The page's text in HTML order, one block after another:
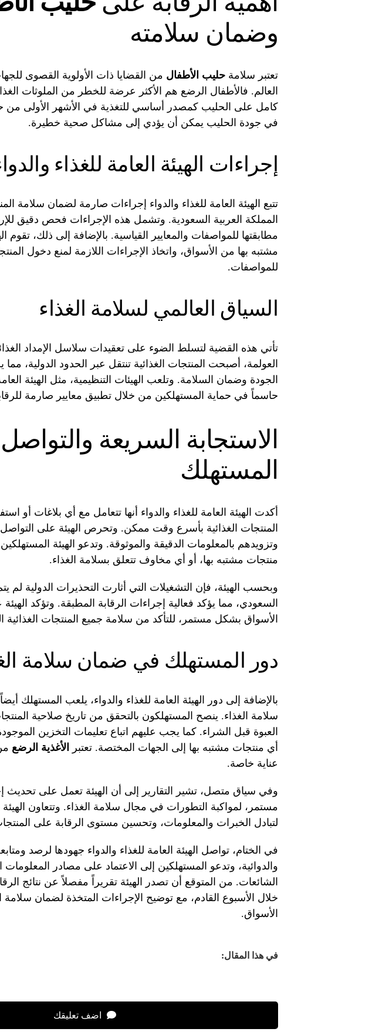
وضمان سلامته
تعتبر سلامة حليب الأطفال من القضايا ذات الأولوية القصوى
العالم. فالأطفال الرضع هم الأكثر عرضة للخطر من الملوثات
كامل على الحليب كمصدر أساسي للتغذية في الأشهر الأولى من
في جودة الحليب يمكن أن يؤدي إلى مشاكل صحية خطيرة.
إجراءات الهيئة العامة للغذاء
تتبع الهيئة العامة للغذاء والدواء إجراءات صارمة لضمان سلامة
المملكة العربية السعودية. وتشمل هذه الإجراءات فحص دقيق
مطابقتها للمواصفات والمعايير القياسية. بالإضافة إلى ذلك،
مشتبه بها من الأسواق، واتخاذ الإجراءات اللازمة لمنع دخول
للمواصفات.
السياق العالمي لسلامة الغذاء
تأتي هذه القضية لتسلط الضوء على تعقيدات سلاسل الإمداد
العولمة، أصبحت المنتجات الغذائية تنتقل عبر الحدود الدولية،
الجودة وضمان السلامة. وتلعب الهيئات التنظيمية، مثل الهيئة العامة
حاسماً في حماية المستهلكين من خلال تطبيق معايير صارمة
الاستجابة السريعة
المستهلك
أكدت الهيئة العامة للغذاء والدواء أنها تتعامل مع أي بلاغات أو
المنتجات الغذائية بأسرع وقت ممكن. وتحرص الهيئة على
وتزويدهم بالمعلومات الدقيقة والموثوقة. وتدعو الهيئة
منتجات مشتبه بها، أو أي مخاوف تتعلق بسلامة الغذاء.
وبحسب الهيئة، فإن التشغيلات التي أثارت التحذيرات الدولية
السعودي، مما يؤكد فعالية إجراءات الرقابة المطبقة. وتؤكد
الأسواق بشكل مستمر، للتأكد من سلامة جميع المنتجات الغذائية
دور المستهلك في ضمان سلامة
بالإضافة إلى دور الهيئة العامة للغذاء والدواء، يلعب المستهلك
سلامة الغذاء. ينصح المستهلكون بالتحقق من تاريخ صلاحية
العبوة قبل الشراء. كما يجب عليهم اتباع تعليمات التخزين
أي منتجات مشتبه بها إلى الجهات المختصة. تعتبر
الأغذية الرضع
عناية خاصة.
وفي سياق متصل، تشير التقارير إلى أن الهيئة تعمل على تحديث
مستمر، لمواكبة التطورات في مجال سلامة الغذاء. وتتعاون الهيئة
لتبادل الخبرات والمعلومات، وتحسين مستوى الرقابة على
في الختام، تواصل الهيئة العامة للغذاء والدواء جهودها لرصد
والدوائية، وتدعو المستهلكين إلى الاعتماد على مصادر
الشائعات. من المتوقع أن تصدر الهيئة تقريراً مفصلاً عن نتائج
خلال الأسبوع القادم، مع توضيح الإجراءات المتخذة لضمان سلامة
الأسواق.
في هذا المقال:
اضف تعليقك